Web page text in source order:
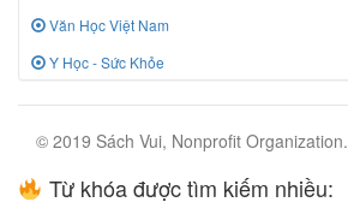
Văn Học Việt Nam
Y Học - Sức Khỏe
© 2019 Sách Vui, Nonprofit Organization.
Từ khóa được tìm kiếm nhiều: